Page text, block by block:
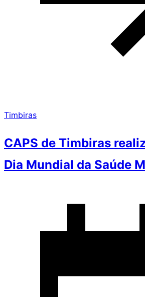
Timbiras
CAPS de Timbiras
Dia Mundial da Saúde